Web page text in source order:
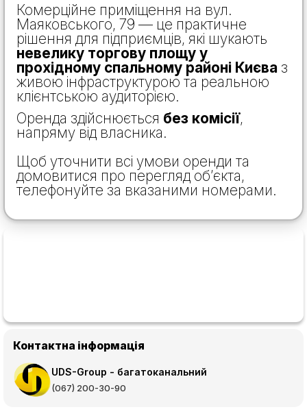
Комерційне приміщення на вул.
Маяковського, 79 — це практичне
рішення для підприємців, які шукають
невелику торгову площу у
прохідному спальному районі Києва з
живою інфраструктурою та реальною
клієнтською аудиторією.
Оренда здійснюється без комісії,
напряму від власника.
Щоб уточнити всі умови оренди та
домовитися про перегляд об’єкта,
телефонуйте за вказаними номерами.
Контактна інформація
UDS-Group - багатоканальний
(067) 200-30-90